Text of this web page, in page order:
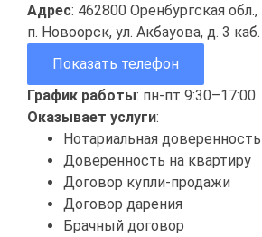
Адрес: 462800 Оренбургская
п. Новоорск, ул. Акбауова, д. 3
Показать телефон
График работы: пн-пт 9:30–17:00
Оказывает услуги:
Нотариальная доверенность
Доверенность на квартиру
Договор купли-продажи
Договор дарения
Брачный договор